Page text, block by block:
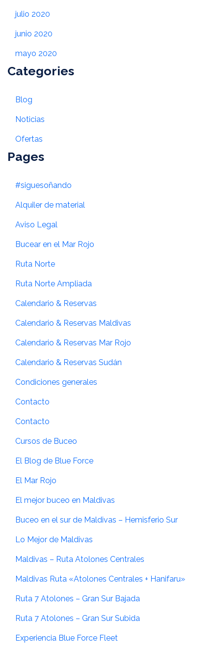
julio 2020
junio 2020
mayo 2020
Categories
Blog
Noticias
Ofertas
Pages
#siguesoñando
Alquiler de material
Aviso Legal
Bucear en el Mar Rojo
Ruta Norte
Ruta Norte Ampliada
Calendario & Reservas
Calendario & Reservas Maldivas
Calendario & Reservas Mar Rojo
Calendario & Reservas Sudán
Condiciones generales
Contacto
Contacto
Cursos de Buceo
El Blog de Blue Force
El Mar Rojo
El mejor buceo en Maldivas
Buceo en el sur de Maldivas – Hemisferio Sur
Lo Mejor de Maldivas
Maldivas – Ruta Atolones Centrales
Maldivas Ruta «Atolones Centrales + Hanifaru»
Ruta 7 Atolones – Gran Sur Bajada
Ruta 7 Atolones – Gran Sur Subida
Experiencia Blue Force Fleet